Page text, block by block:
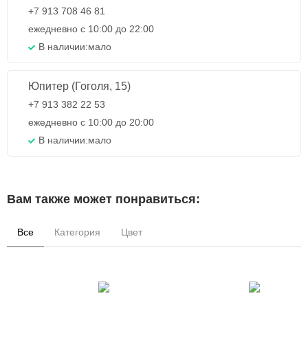
+7 913 708 46 81
ежедневно с 10:00 до 22:00
В наличии:мало
Юпитер (Гоголя, 15)
+7 913 382 22 53
ежедневно с 10:00 до 20:00
В наличии:мало
Вам также может понравиться:
Все Категория Цвет